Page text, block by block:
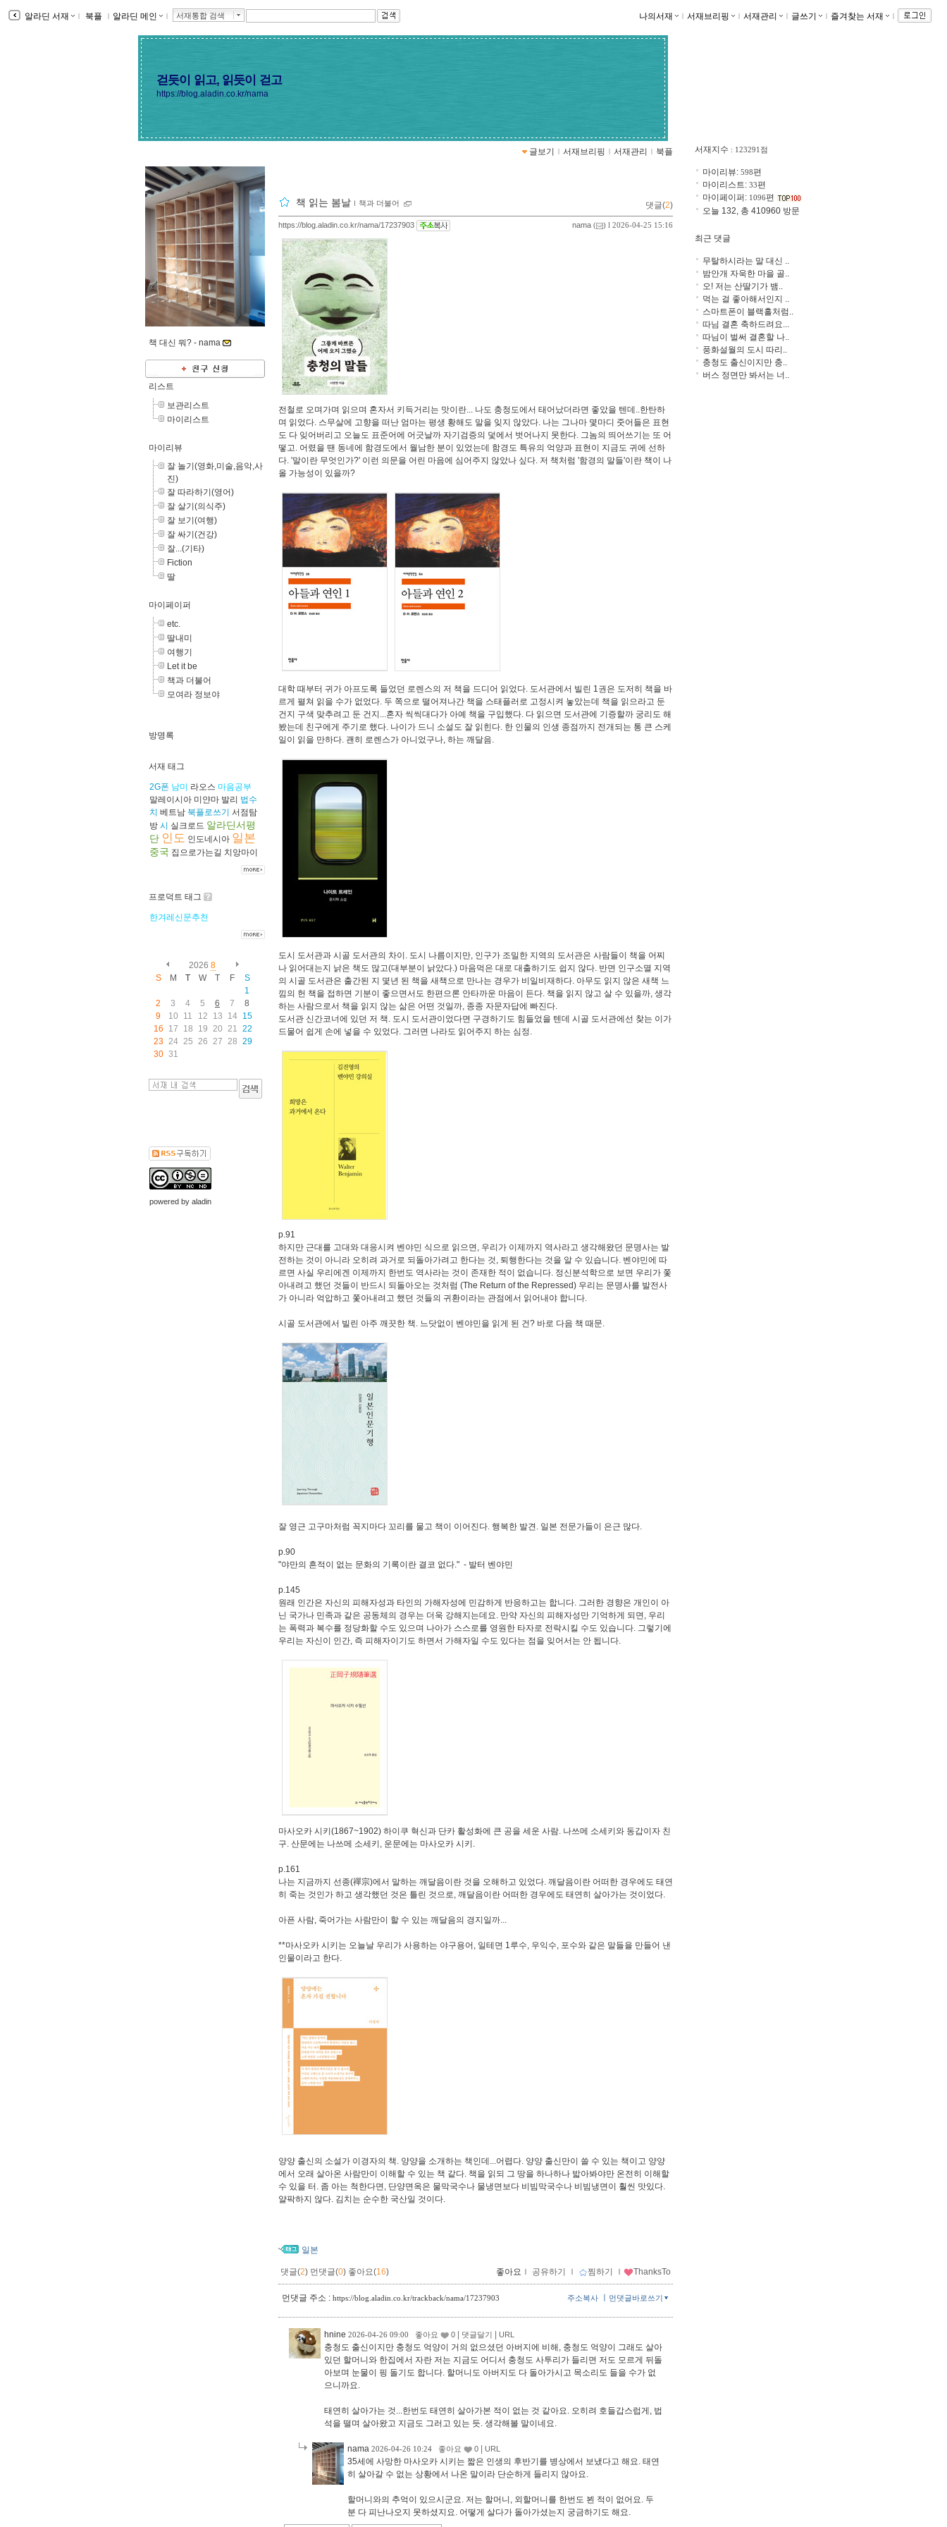
알라딘 서재 ｌ 북플 ｌ 알라딘 메인 ｌ 서재통합 검색 나의서재 ｌ 서재브리핑 ｌ 서재관리 ｌ 글쓰기 ｌ 즐겨찾는 서재 ｌ
걷듯이 읽고, 읽듯이 걷고
https://blog.aladin.co.kr/nama
글보기 ｌ 서재브리핑 ｌ 서재관리 ｌ 북플
책 대신 뭐? - nama
리스트
보관리스트
마이리스트
마이리뷰
잘 놀기(영화,미술,음악,사
진)
잘 따라하기(영어)
잘 살기(의식주)
잘 보기(여행)
잘 싸기(건강)
잘...(기타)
Fiction
딸
마이페이퍼
etc.
딸내미
여행기
Let it be
책과 더불어
모여라 정보야
방명록
서재 태그
2G폰 남미 라오스 마음공부
말레이시아 미얀마 발리 법수
치 베트남 북플로쓰기 서점탐
방 시 실크로드 알라딘서평
단 인도 인도네시아 일본
중국 집으로가는길 치앙마이
프로덕트 태그
한겨레신문추천
2026 8
S
M T W T F
S
1
2
3 4 5 6 7
8
9
10 11 12 13 14
15
16
17 18 19 20 21
22
23
24 25 26 27 28 29
30 31
powered by aladin
책 읽는 봄날 ｌ 책과 더불어 댓글(2)
nama ( ) l 2026-04-25 15:16
https://blog.aladin.co.kr/nama/17237903
전철로 오며가며 읽으며 혼자서 키득거리는 맛이란... 나도 충청도에서 태어났더라면 좋았을 텐데..한탄하
며 읽었다. 스무살에 고향을 떠난 엄마는 평생 황해도 말을 잊지 않았다. 나는 그나마 몇마디 줏어들은 표현
도 다 잊어버리고 오늘도 표준어에 어긋날까 자기검증의 덫에서 벗어나지 못한다. 그놈의 띄어쓰기는 또 어
떻고. 어렸을 땐 동네에 함경도에서 월남한 분이 있었는데 함경도 특유의 억양과 표현이 지금도 귀에 선하
다. '말이란 무엇인가?' 이런 의문을 어린 마음에 심어주지 않았나 싶다. 저 책처럼 '함경의 말들'이란 책이 나
올 가능성이 있을까?
대학 때부터 귀가 아프도록 들었던 로렌스의 저 책을 드디어 읽었다. 도서관에서 빌린 1권은 도저히 책을 바
르게 펼쳐 읽을 수가 없었다. 두 쪽으로 떨어져나간 책을 스태플러로 고정시켜 놓았는데 책을 읽으라고 둔
건지 구색 맞추려고 둔 건지...혼자 씩씩대다가 아예 책을 구입했다. 다 읽으면 도서관에 기증할까 궁리도 해
봤는데 친구에게 주기로 했다. 나이가 드니 소설도 잘 읽힌다. 한 인물의 인생 종점까지 전개되는 통 큰 스케
일이 읽을 만하다. 괜히 로렌스가 아니었구나, 하는 깨달음.
도시 도서관과 시골 도서관의 차이. 도시 나름이지만, 인구가 조밀한 지역의 도서관은 사람들이 책을 어찌
나 읽어대는지 낡은 책도 많고(대부분이 낡았다.) 마음먹은 대로 대출하기도 쉽지 않다. 반면 인구소멸 지역
의 시골 도서관은 출간된 지 몇년 된 책을 새책으로 만나는 경우가 비일비재하다. 아무도 읽지 않은 새책 느
낌의 헌 책을 접하면 기분이 좋으면서도 한편으론 안타까운 마음이 든다. 책을 읽지 않고 살 수 있을까, 생각
하는 사람으로서 책을 읽지 않는 삶은 어떤 것일까, 종종 자문자답에 빠진다.
도서관 신간코너에 있던 저 책. 도시 도서관이었다면 구경하기도 힘들었을 텐데 시골 도서관에선 찾는 이가
드물어 쉽게 손에 넣을 수 있었다. 그러면 나라도 읽어주지 하는 심정.
p.91
하지만 근대를 고대와 대응시켜 벤야민 식으로 읽으면, 우리가 이제까지 역사라고 생각해왔던 문명사는 발
전하는 것이 아니라 오히려 과거로 되돌아가려고 한다는 것, 퇴행한다는 것을 알 수 있습니다. 벤야민에 따
르면 사실 우리에겐 이제까지 한번도 역사라는 것이 존재한 적이 없습니다. 정신분석학으로 보면 우리가 쫓
아내려고 했던 것들이 반드시 되돌아오는 것처럼 (The Return of the Repressed) 우리는 문명사를 발전사
가 아니라 억압하고 쫓아내려고 했던 것들의 귀환이라는 관점에서 읽어내야 합니다.
시골 도서관에서 빌린 아주 깨끗한 책. 느닷없이 벤야민을 읽게 된 건? 바로 다음 책 때문.
잘 영근 고구마처럼 꼭지마다 꼬리를 물고 책이 이어진다. 행복한 발견. 일본 전문가들이 은근 많다.
p.90
"야만의 흔적이 없는 문화의 기록이란 결코 없다." - 발터 벤야민
p.145
원래 인간은 자신의 피해자성과 타인의 가해자성에 민감하게 반응하고는 합니다. 그러한 경향은 개인이 아
닌 국가나 민족과 같은 공동체의 경우는 더욱 강해지는데요. 만약 자신의 피해자성만 기억하게 되면, 우리
는 폭력과 복수를 정당화할 수도 있으며 나아가 스스로를 영원한 타자로 전락시킬 수도 있습니다. 그렇기에
우리는 자신이 인간, 즉 피해자이기도 하면서 가해자일 수도 있다는 점을 잊어서는 안 됩니다.
마사오카 시키(1867~1902) 하이쿠 혁신과 단카 활성화에 큰 공을 세운 사람. 나쓰메 소세키와 동갑이자 친
구. 산문에는 나쓰메 소세키, 운문에는 마사오카 시키.
p.161
나는 지금까지 선종(禪宗)에서 말하는 깨달음이란 것을 오해하고 있었다. 깨달음이란 어떠한 경우에도 태연
히 죽는 것인가 하고 생각했던 것은 틀린 것으로, 깨달음이란 어떠한 경우에도 태연히 살아가는 것이었다.
아픈 사람, 죽어가는 사람만이 할 수 있는 깨달음의 경지일까...
**마사오카 시키는 오늘날 우리가 사용하는 야구용어, 일테면 1루수, 우익수, 포수와 같은 말들을 만들어 낸
인물이라고 한다.
양양 출신의 소설가 이경자의 책. 양양을 소개하는 책인데...어렵다. 양양 출신만이 쓸 수 있는 책이고 양양
에서 오래 살아온 사람만이 이해할 수 있는 책 같다. 책을 읽되 그 땅을 하나하나 밟아봐야만 온전히 이해할
수 있을 터. 좀 아는 척한다면, 단양면옥은 물막국수나 물냉면보다 비빔막국수나 비빔냉면이 훨씬 맛있다.
얄팍하지 않다. 김치는 순수한 국산일 것이다.
일본
댓글(2) 먼댓글(0) 좋아요(16) 좋아요 ｌ 공유하기 ｌ 찜하기 ｌ ThanksTo
먼댓글 주소 : https://blog.aladin.co.kr/trackback/nama/17237903 먼댓글바로쓰기
주소복사
hnine 2026-04-26 09:00 좋아요 0 댓글달기 URL
충청도 출신이지만 충청도 억양이 거의 없으셨던 아버지에 비해, 충청도 억양이 그래도 살아
있던 할머니와 한집에서 자란 저는 지금도 어디서 충청도 사투리가 들리면 저도 모르게 뒤돌
아보며 눈물이 핑 돌기도 합니다. 할머니도 아버지도 다 돌아가시고 목소리도 들을 수가 없
으니까요.
태연히 살아가는 것...한번도 태연히 살아가본 적이 없는 것 같아요. 오히려 호들갑스럽게, 법
석을 떨며 살아왔고 지금도 그러고 있는 듯. 생각해볼 말이네요.
nama 2026-04-26 10:24 좋아요 0 URL
35세에 사망한 마사오카 시키는 짧은 인생의 후반기를 병상에서 보냈다고 해요. 태연
히 살아갈 수 없는 상황에서 나온 말이라 단순하게 들리지 않아요.
할머니와의 추억이 있으시군요. 저는 할머니, 외할머니를 한번도 뵌 적이 없어요. 두
분 다 피난나오지 못하셨지요. 어떻게 살다가 돌아가셨는지 궁금하기도 해요.
서재지수 : 123291점
마이리뷰: 598편
마이리스트: 33편
마이페이퍼: 1096편
오늘 132, 총 410960 방문
최근 댓글
무탈하시라는 말 대신 ..
밤안개 자욱한 마을 골..
오! 저는 산딸기가 뱀..
먹는 걸 좋아해서인지 ..
스마트폰이 블랙홀처럼..
따님 결혼 축하드려요...
따님이 벌써 결혼할 나..
풍화설월의 도시 따리..
충청도 출신이지만 충..
버스 정면만 봐서는 너..